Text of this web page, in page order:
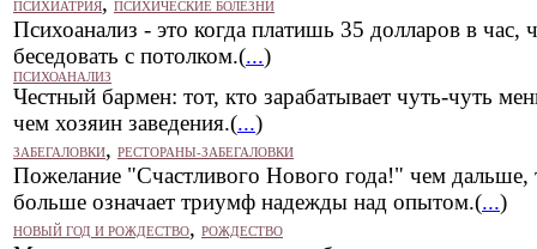
ПСИХИАТРИЯ ПСИХИЧЕСКИЕ БОЛЕЗНИ
Психоанализ - это когда платишь 35 долларов в час,
беседовать с потолком.(...)
ПСИХОАНАЛИЗ
Честный бармен: тот, кто зарабатывает чуть-чуть
чем хозяин заведения.(...)
ЗАБЕГАЛОВКИ, РЕСТОРАНЫ-ЗАБЕГАЛОВКИ
Пожелание "Счастливого Нового года!" чем дальше,
больше означает триумф надежды над опытом.(...)
НОВЫЙ ГОД И РОЖДЕСТВО, РОЖДЕСТВО